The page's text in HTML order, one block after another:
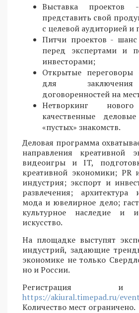
Выставка проектов
представить свой
с целевой аудиторией и
Питчи проектов - шанс
перед экспертами и
инвесторами;
Открытые переговоры
для
договоренностей на
Нетворкинг
качественные
«пустых» знакомств.
Деловая программа
направления креативной
видеоигры и IT,
креативной экономики; PR
индустрия; экспорт и
развлечения; архитектура
мода и ювелирное дело;
культурное наследие и
искусство.
На площадке выступят
индустрий, задающие
экономике не только
но и России.
Регистрация
https://akiural.timepad.ru/
Количество мест ограничено.